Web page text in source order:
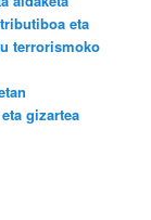
eta
terrorismoko
gizartea